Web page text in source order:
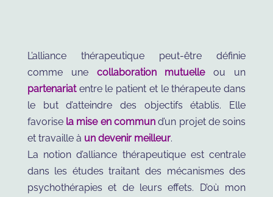
L’alliance thérapeutique peut-être définie
comme une collaboration mutuelleou un
partenariatentre le patient et le thérapeute dans
le but d’atteindre des objectifs établis. Elle
favorise la mise en commun d’un projet de soins
et travaille à un devenir meilleur.
La notion d’alliance thérapeutique est centrale
dans les études traitant des mécanismes des
psychothérapies et de leurs effets. D’où mon